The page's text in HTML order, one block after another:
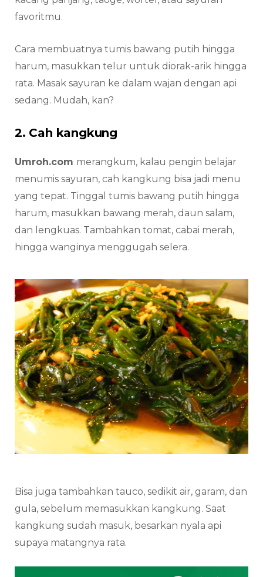
favoritmu.
Cara membuatnya tumis bawang putih hingga
harum, masukkan telur untuk diorak-arik hingga
rata. Masak sayuran ke dalam wajan dengan api
sedang. Mudah, kan?
2. Cah kangkung
Umroh.com merangkum, kalau pengin belajar
menumis sayuran, cah kangkung bisa jadi menu
yang tepat. Tinggal tumis bawang putih hingga
harum, masukkan bawang merah, daun salam,
dan lengkuas. Tambahkan tomat, cabai merah,
hingga wanginya menggugah selera.
Bisa juga tambahkan tauco, sedikit air, garam, dan
gula, sebelum memasukkan kangkung. Saat
kangkung sudah masuk, besarkan nyala api
supaya matangnya rata.